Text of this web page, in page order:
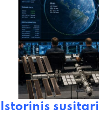
Istorinis